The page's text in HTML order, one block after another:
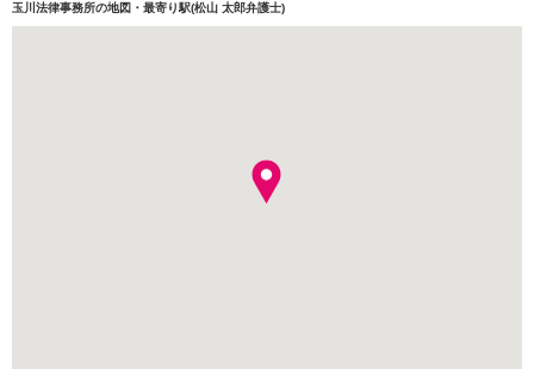
玉川法律事務所の地図・最寄り駅(松山 太郎弁護士)